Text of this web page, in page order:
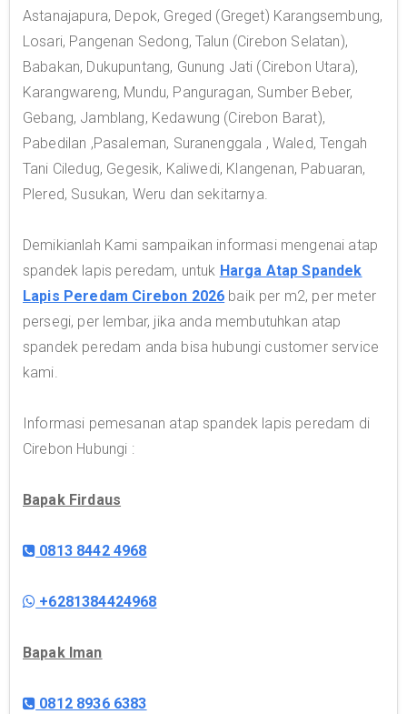
Astanajapura, Depok, Greged (Greget) Karangsembung,
Losari, Pangenan Sedong, Talun (Cirebon Selatan),
Babakan, Dukupuntang, Gunung Jati (Cirebon Utara),
Karangwareng, Mundu, Panguragan, Sumber Beber,
Gebang, Jamblang, Kedawung (Cirebon Barat),
Pabedilan ,Pasaleman, Suranenggala , Waled, Tengah
Tani Ciledug, Gegesik, Kaliwedi, Klangenan, Pabuaran,
Plered, Susukan, Weru dan sekitarnya.
Demikianlah Kami sampaikan informasi mengenai atap
spandek lapis peredam, untuk Harga Atap Spandek
Lapis Peredam Cirebon 2026 baik per m2, per meter
persegi, per lembar, jika anda membutuhkan atap
spandek peredam anda bisa hubungi customer service
kami.
Informasi pemesanan atap spandek lapis peredam di
Cirebon Hubungi :
Bapak Firdaus
0813 8442 4968
+6281384424968
Bapak Iman
0812 8936 6383